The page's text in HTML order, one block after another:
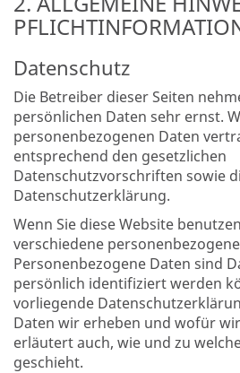
Datenschutz
Die Betreiber dieser Seiten
persönlichen Daten sehr ernst.
personenbezogenen Daten
entsprechend den gesetzlichen
Datenschutzvorschriften sowie
Datenschutzerklärung.
Wenn Sie diese Website
verschiedene
Personenbezogene Daten sind
persönlich identifiziert werden
vorliegende
Daten wir erheben und wofür
erläutert auch, wie und zu
geschieht.